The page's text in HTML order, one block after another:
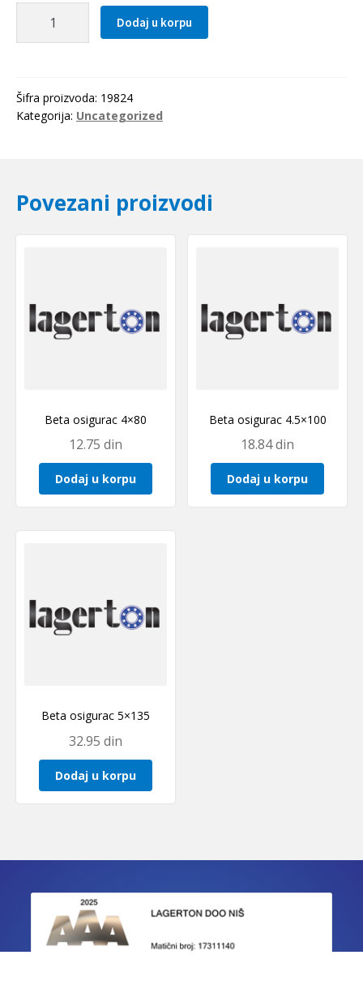
9.5x0785
772
Lw=734Li)
Dodaj u korpu
Šifra proizvoda: 19824
Kategorija: Uncategorized
Povezani proizvodi
Beta osigurac 4×80
12.75 din
Dodaj u korpu
Beta osigurac 4.5×100
18.84din
Dodaj u korpu
Beta osigurac 5×135
32.95 din
Dodaj u korpu